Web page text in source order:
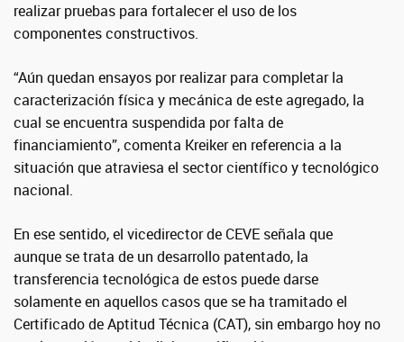
realizar pruebas para fortalecer el uso de los
componentes constructivos.
“Aún quedan ensayos por realizar para completar la
caracterización física y mecánica de este agregado, la
cual se encuentra suspendida por falta de
financiamiento”, comenta Kreiker en referencia a la
situación que atraviesa el sector científico y tecnológico
nacional.
En ese sentido, el vicedirector de CEVE señala que
aunque se trata de un desarrollo patentado, la
transferencia tecnológica de estos puede darse
solamente en aquellos casos que se ha tramitado el
Certificado de Aptitud Técnica (CAT), sin embargo hoy no